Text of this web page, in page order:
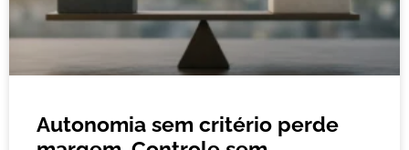
Autonomia sem critério perde